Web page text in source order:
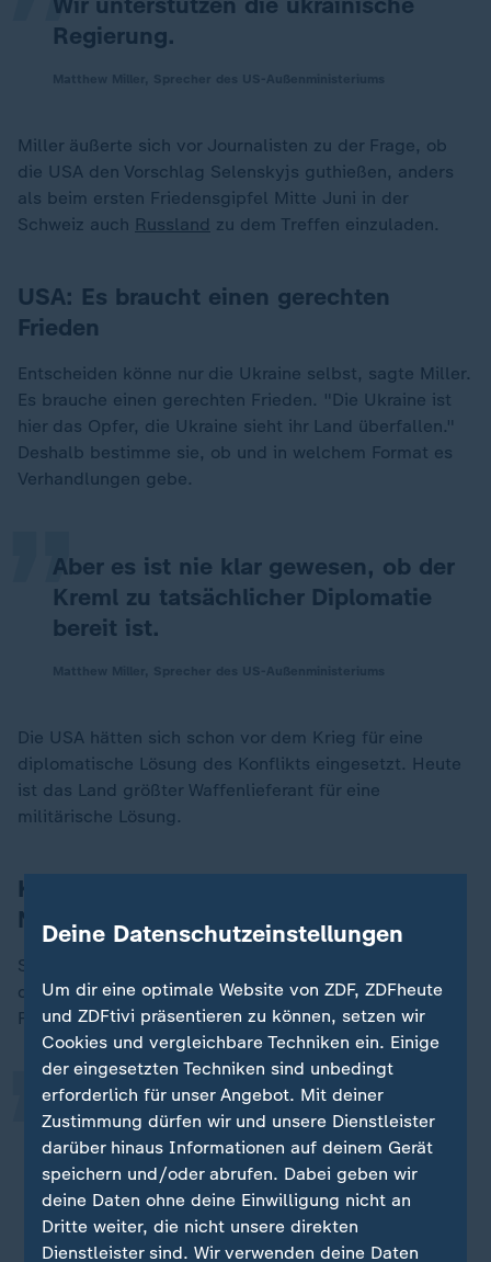
Regierung.
Miller äußerte sich vor Journalisten zu der Frage, ob
die USA den Vorschlag Selenskyjs guthießen, anders
als beim ersten Friedensgipfel Mitte Juni in der
Schweiz auch Russland zu dem Treffen einzuladen.
USA: Es braucht einen gerechten
Frieden
Entscheiden könne nur die Ukraine selbst, sagte Miller.
Es brauche einen gerechten Frieden. "Die Ukraine ist
hier das Opfer, die Ukraine sieht ihr Land überfallen."
Deshalb bestimme sie, ob und in welchem Format es
Verhandlungen gebe.
Aber es ist nie klar gewesen, ob der
Kreml zu tatsächlicher Diplomatie
bereit ist.
„
Die USA hätten sich schon vor dem Krieg für eine
diplomatische Lösung des Konflikts eingesetzt. Heute
ist das Land größter Waffenlieferant für eine
militärische Lösung.
Kiew: Plan für zweiten Friedensgipfel im
November
Selenskyj hatte zuvor vor Journalisten in Kiew gesagt,
dass russische Vertreter an einem zweiten
Friedensgipfel teilnehmen sollten.
Ich habe die Aufgabe gestellt, dass
wir im November einen völlig
fertigen Plan haben. Wenn der Plan
fertig ist, dann wird auch alles für
den zweiten Gipfel bereit sein.
„
Deine Datenschutzeinstellungen
Um dir eine optimale Website von ZDF, ZDFheute
und ZDFtivi präsentieren zu können, setzen wir
Cookies und vergleichbare Techniken ein. Einige
der eingesetzten Techniken sind unbedingt
erforderlich für unser Angebot. Mit deiner
Zustimmung dürfen wir und unsere Dienstleister
darüber hinaus Informationen auf deinem Gerät
speichern und/oder abrufen. Dabei geben wir
deine Daten ohne deine Einwilligung nicht an
Dritte weiter, die nicht unsere direkten
Dienstleister sind. Wir verwenden deine Daten